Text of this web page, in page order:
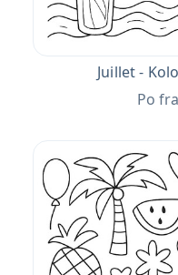
Juillet -
Po